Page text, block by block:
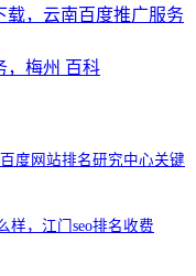
载，云南百度推广服务
，梅州 百科
度网站排名研究中心关键
样，江门seo排名收费